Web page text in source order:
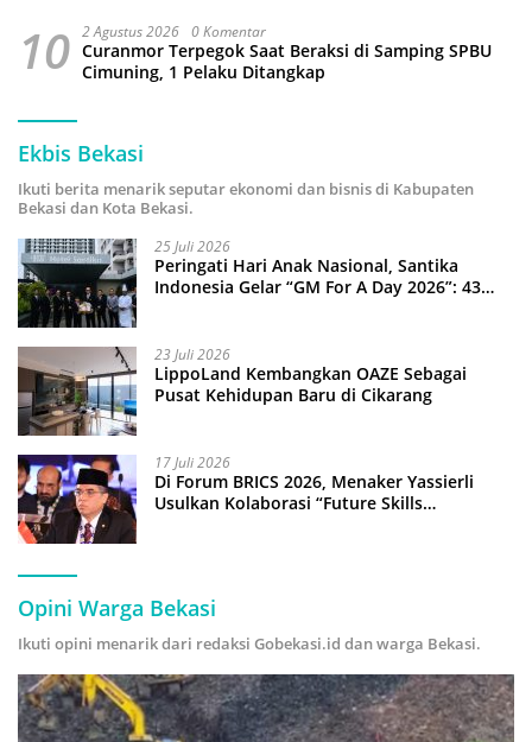
10 2 Agustus 2026 0 Komentar
Curanmor Terpegok Saat Beraksi di Samping SPBU
Cimuning, 1 Pelaku Ditangkap
Ekbis Bekasi
Ikuti berita menarik seputar ekonomi dan bisnis di Kabupaten
Bekasi dan Kota Bekasi.
25 Juli 2026
Peringati Hari Anak Nasional, Santika
Indonesia Gelar “GM For A Day 2026”: 43
23 Juli 2026
LippoLand Kembangkan OAZE Sebagai
Pusat Kehidupan Baru di Cikarang
17 Juli 2026
Di Forum BRICS 2026, Menaker Yassierli
Usulkan Kolaborasi “Future Skills
Opini Warga Bekasi
Ikuti opini menarik dari redaksi Gobekasi.id dan warga Bekasi.